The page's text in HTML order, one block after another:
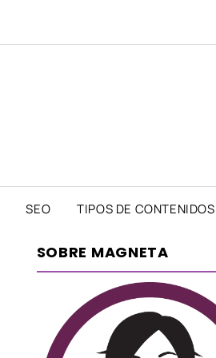
SEO TIPOS DE CONTENIDOS
SOBRE MAGNETA